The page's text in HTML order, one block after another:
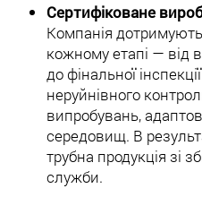
Сертифіковане
Компанія
кожному етапі — від
до фінальної
неруйнівного
випробувань,
середовищ. В
трубна продукція зі
служби.